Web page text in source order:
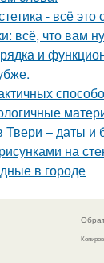
- всё
всё, что вам
и
– даты и
на
в городе